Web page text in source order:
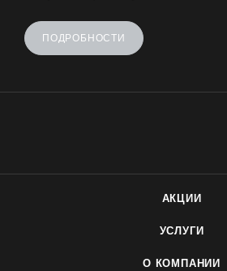
ПОДРОБНОСТИ
АКЦИИ
УСЛУГИ
О КОМПАНИИ